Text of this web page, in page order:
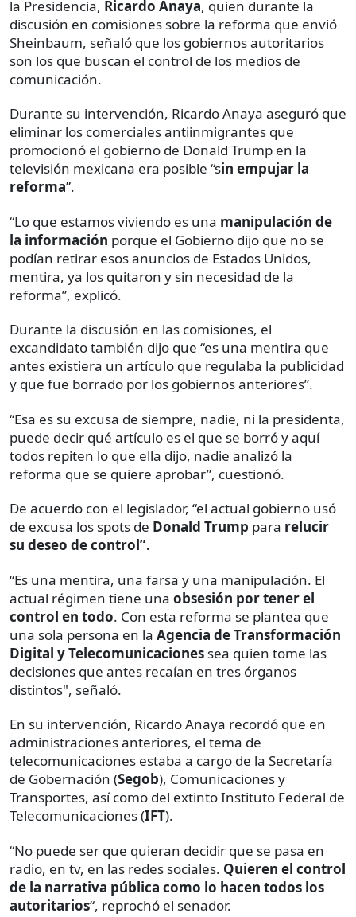
la Presidencia, Ricardo Anaya, quien durante la
discusión en comisiones sobre la reforma que envió
Sheinbaum, señaló que los gobiernos autoritarios
son los que buscan el control de los medios de
comunicación.
Durante su intervención, Ricardo Anaya aseguró que
eliminar los comerciales antiinmigrantes que
promocionó el gobierno de Donald Trump en la
televisión mexicana era posible “sin empujar la
reforma”.
“Lo que estamos viviendo es una manipulación de
la información porque el Gobierno dijo que no se
podían retirar esos anuncios de Estados Unidos,
mentira, ya los quitaron y sin necesidad de la
reforma”, explicó.
Durante la discusión en las comisiones, el
excandidato también dijo que “es una mentira que
antes existiera un artículo que regulaba la publicidad
y que fue borrado por los gobiernos anteriores”.
“Esa es su excusa de siempre, nadie, ni la presidenta,
puede decir qué artículo es el que se borró y aquí
todos repiten lo que ella dijo, nadie analizó la
reforma que se quiere aprobar”, cuestionó.
De acuerdo con el legislador, “el actual gobierno usó
de excusa los spots de Donald Trump para relucir
su deseo de control”.
“Es una mentira, una farsa y una manipulación. El
actual régimen tiene una obsesión por tener el
control en todo. Con esta reforma se plantea que
una sola persona en la Agencia de Transformación
Digital y Telecomunicaciones sea quien tome las
decisiones que antes recaían en tres órganos
distintos", señaló.
En su intervención, Ricardo Anaya recordó que en
administraciones anteriores, el tema de
telecomunicaciones estaba a cargo de la Secretaría
de Gobernación (Segob), Comunicaciones y
Transportes, así como del extinto Instituto Federal de
Telecomunicaciones (IFT).
“No puede ser que quieran decidir que se pasa en
radio, en tv, en las redes sociales. Quieren el control
de la narrativa pública como lo hacen todos los
autoritarios“, reprochó el senador.